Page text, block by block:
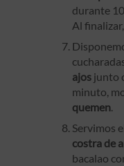
durante
Al
ajos junto
minuto,
quemen.
Servimos
costra de
bacalao